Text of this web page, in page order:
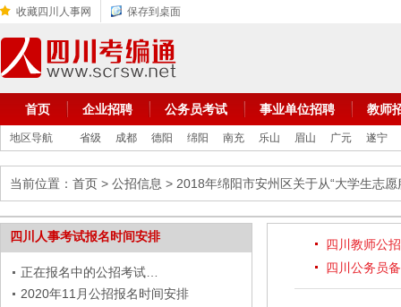
收藏四川人事网 保存到桌面
首页 企业招聘 公务员考试 事业单位招聘 教师
地区导航 省级 成都 德阳 绵阳 南充 乐山 眉山 广元 遂宁
当前位置： 首页 > 公招信息 > 2018年绵阳市安州区关于从“大学生志
四川人事考试报名时间安排
正在报名中的公招考试…
2020年11月公招报名时间安排
四川教师公
四川公务员